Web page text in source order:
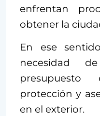
enfrentan
obtener la
En ese
necesidad
protección y
en el exterior.